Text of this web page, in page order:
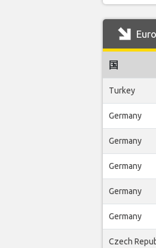
国
Turkey
Germany
Germany
Germany
Germany
Germany
Czech